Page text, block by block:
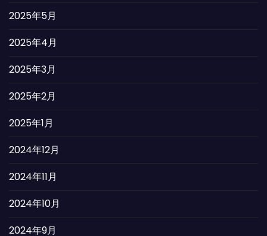
2025年5月
2025年4月
2025年3月
2025年2月
2025年1月
2024年12月
2024年11月
2024年10月
2024年9月